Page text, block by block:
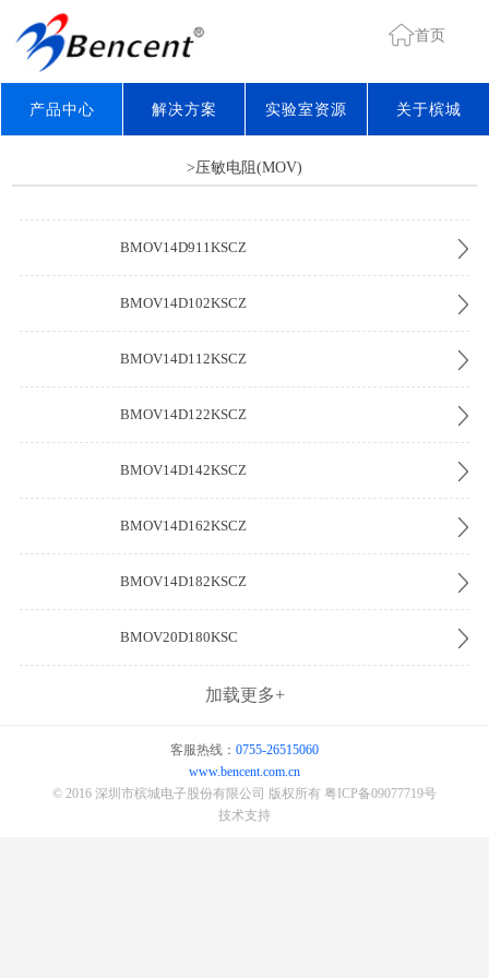
首页
产品中心 解决方案 实验室资源 关于槟城
>压敏电阻(MOV)
BMOV14D911KSCZ
BMOV14D102KSCZ
BMOV14D112KSCZ
BMOV14D122KSCZ
BMOV14D142KSCZ
BMOV14D162KSCZ
BMOV14D182KSCZ
BMOV20D180KSC
加载更多+
客服热线： 0755-26515060
www.bencent.com.cn
© 2016 深圳市槟城电子股份有限公司 版权所有 粤ICP备09077719号
技术支持